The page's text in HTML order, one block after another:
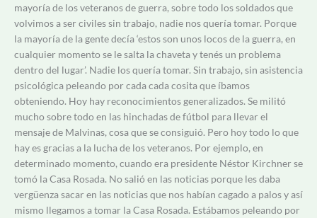
mayoría de los veteranos de guerra, sobre todo los soldados que
volvimos a ser civiles sin trabajo, nadie nos quería tomar. Porque
la mayoría de la gente decía ‘estos son unos locos de la guerra, en
cualquier momento se le salta la chaveta y tenés un problema
dentro del lugar’. Nadie los quería tomar. Sin trabajo, sin asistencia
psicológica peleando por cada cada cosita que íbamos
obteniendo. Hoy hay reconocimientos generalizados. Se militó
mucho sobre todo en las hinchadas de fútbol para llevar el
mensaje de Malvinas, cosa que se consiguió. Pero hoy todo lo que
hay es gracias a la lucha de los veteranos. Por ejemplo, en
determinado momento, cuando era presidente Néstor Kirchner se
tomó la Casa Rosada. No salió en las noticias porque les daba
vergüenza sacar en las noticias que nos habían cagado a palos y así
mismo llegamos a tomar la Casa Rosada. Estábamos peleando por